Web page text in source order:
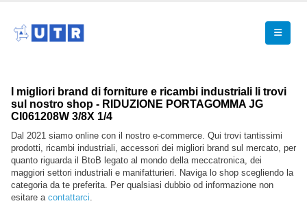
I migliori brand di forniture e ricambi industriali li trovi
sul nostro shop - RIDUZIONE PORTAGOMMA JG
CI061208W 3/8X 1/4
Dal 2021 siamo online con il nostro e-commerce. Qui trovi tantissimi
prodotti, ricambi industriali, accessori dei migliori brand sul mercato, per
quanto riguarda il BtoB legato al mondo della meccatronica, dei
maggiori settori industriali e manifatturieri. Naviga lo shop scegliendo la
categoria da te preferita. Per qualsiasi dubbio od informazione non
esitare a contattarci.